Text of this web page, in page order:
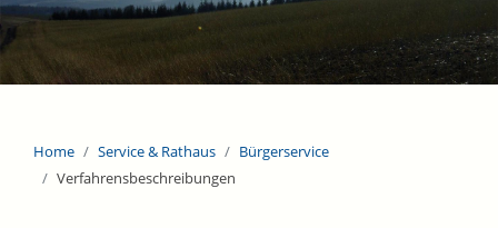
Home Service & Rathaus
Bürgerservice
Verfahrensbeschreibungen